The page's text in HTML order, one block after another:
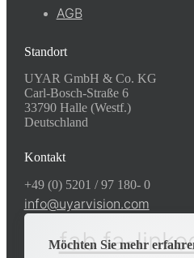
AGB
Standort
UYAR GmbH & Co. KG
Carl-Bosch-Straße 6
33790 Halle (Westf.)
Deutschland
Kontakt
+49 (0) 5201 / 97 180- 0
info@uyarvision.com
fab fa-
Möchten Sie mehr